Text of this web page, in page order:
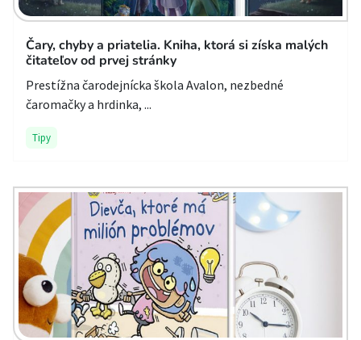
Čary, chyby a priatelia. Kniha, ktorá si získa malých
čitateľov od prvej stránky
Prestížna čarodejnícka škola Avalon, nezbedné
čaromačky a hrdinka, ...
Tipy